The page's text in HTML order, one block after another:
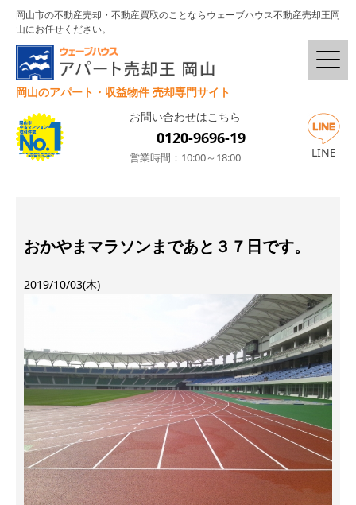
岡山市の不動産売却・不動産買取のことならウェーブハウス不動産売却王岡
山にお任せください。
岡山のアパート・収益物件 売却専門サイト
お問い合わせはこちら
0120-9696-19
営業時間：10:00～18:00 LINE
おかやまマラソンまであと３７日です。
2019/10/03(木)